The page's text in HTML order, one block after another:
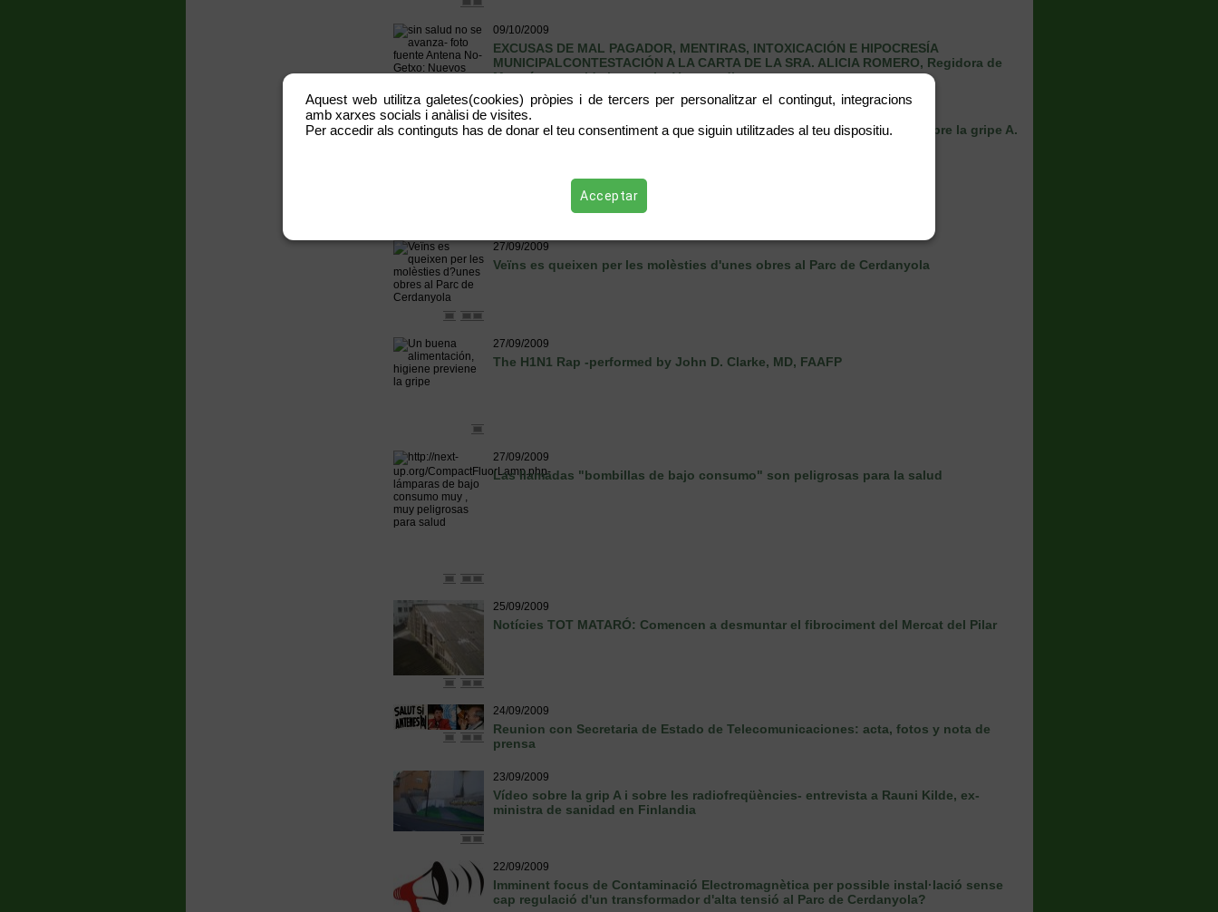
09/10/2009
EXCUSAS DE MAL PAGADOR, MENTIRAS, INTOXICACIÓN E HIPOCRESÍA
MUNICIPALCONTESTACIÓN A LA CARTA DE LA SRA. ALICIA ROMERO, Regidora de
Mataró, aparecida hoy en La Vanguardia
08/10/2009
CAMPANAS POR LA GRIPE A: Una monja revoluciona la información sobre la gripe A.
27/09/2009
Veïns es queixen per les molèsties d'unes obres al Parc de Cerdanyola
27/09/2009
The H1N1 Rap -performed by John D. Clarke, MD, FAAFP
27/09/2009
Las llamadas "bombillas de bajo consumo" son peligrosas para la salud
25/09/2009
Notícies TOT MATARÓ: Comencen a desmuntar el fibrociment del Mercat del Pilar
24/09/2009
Reunion con Secretaria de Estado de Telecomunicaciones: acta, fotos y nota de
prensa
23/09/2009
Vídeo sobre la grip A i sobre les radiofreqüències- entrevista a Rauni Kilde, ex-
ministra de sanidad en Finlandia
22/09/2009
Imminent focus de Contaminació Electromagnètica per possible instal·lació sense
cap regulació d'un transformador d'alta tensió al Parc de Cerdanyola?
Aquest web utilitza galetes(cookies) pròpies i de tercers per personalitzar el contingut, integracions
amb xarxes socials i anàlisi de visites.
Per accedir als continguts has de donar el teu consentiment a que siguin utilitzades al teu dispositiu.
Acceptar